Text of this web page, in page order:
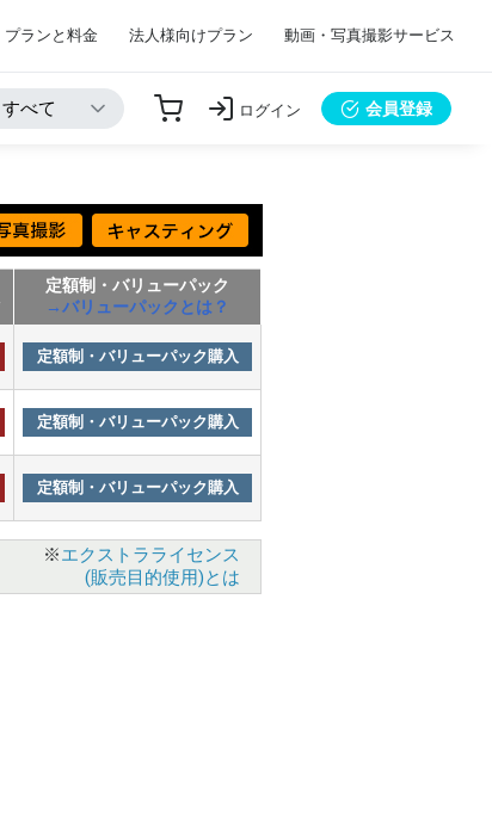
プランと料金 法人様向けプラン 動画・写真撮影サービス
ログイン 会員登録
定額制・バリューパック
→バリューパックとは？
定額制・バリューパック購入
定額制・バリューパック購入
定額制・バリューパック購入
※エクストラライセンス
(販売目的使用)とは